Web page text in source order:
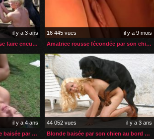
il y a 3 ans
Elle lui montre comment se faire enculer par un cheval
16 445 vues
il y a 9 mois
Amatrice rousse fécondée par son chien
il y a 4 ans
Fermière à grosse poitrine baisée par son cheval
44 052 vues
il y a 3 ans
Blonde baisée par son chien au bord de sa luxueuse piscine